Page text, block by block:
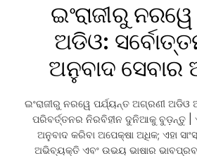
ଇଂରାଜୀରୁ
ଅଡିଓ:
ଅନୁବାଦ ସେବାର
ଇଂରାଜୀରୁ ନରୱେ ପର୍ଯ୍ୟନ୍ତ ଅଗ୍ରଣୀ ଅଡିଓ
ପରିବର୍ତ୍ତନର ନିରବିହୀନ ଦୁନିଆକୁ ବୁଡ଼ନ୍ତୁ |
ଅନୁବାଦ କରିବା ଅପେକ୍ଷା ଅଧିକ; ଏହା
ଅଭିବ୍ୟକ୍ତି ଏବଂ ଉଭୟ ଭାଷାର